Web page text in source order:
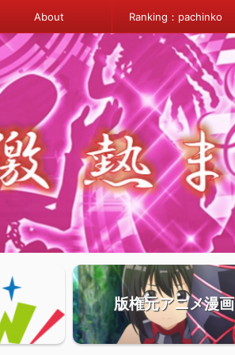
About Ranking：pachinko
版権元アニメ漫画